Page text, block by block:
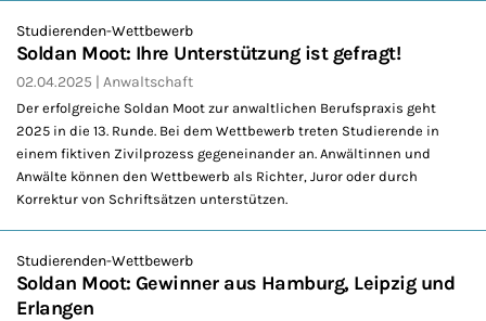
Studierenden-Wettbewerb
Soldan Moot: Ihre Unterstützung ist gefragt!
02.04.2025 Anwaltschaft
Der erfolgreiche Soldan Moot zur anwaltlichen Berufspraxis geht
2025 in die 13. Runde. Bei dem Wettbewerb treten Studierende in
einem fiktiven Zivilprozess gegeneinander an. Anwältinnen und
Anwälte können den Wettbewerb als Richter, Juror oder durch
Korrektur von Schriftsätzen unterstützen.
Studierenden-Wettbewerb
Soldan Moot: Gewinner aus Hamburg, Leipzig und
Erlangen